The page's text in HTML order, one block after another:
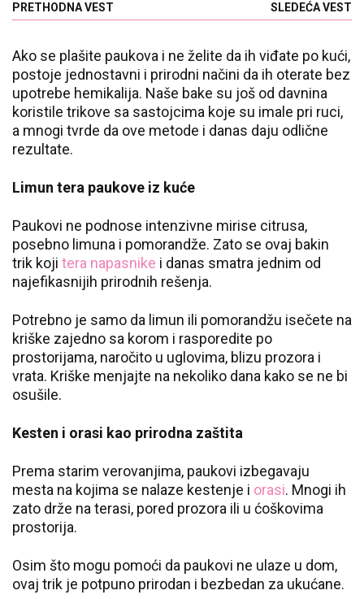
PRETHODNA VEST SLEDEĆA VEST
Ako se plašite paukova i ne želite da ih viđate po kući,
postoje jednostavni i prirodni načini da ih oterate bez
upotrebe hemikalija. Naše bake su još od davnina
koristile trikove sa sastojcima koje su imale pri ruci,
a mnogi tvrde da ove metode i danas daju odlične
rezultate.
Limun tera paukove iz kuće
Paukovi ne podnose intenzivne mirise citrusa,
posebno limuna i pomorandže. Zato se ovaj bakin
trik koji tera napasnike i danas smatra jednim od
najefikasnijih prirodnih rešenja.
Potrebno je samo da limun ili pomorandžu isečete na
kriške zajedno sa korom i rasporedite po
prostorijama, naročito u uglovima, blizu prozora i
vrata. Kriške menjajte na nekoliko dana kako se ne bi
osušile.
Kesten i orasi kao prirodna zaštita
Prema starim verovanjima, paukovi izbegavaju
mesta na kojima se nalaze kestenje i orasi. Mnogi ih
zato drže na terasi, pored prozora ili u ćoškovima
prostorija.
Osim što mogu pomoći da paukovi ne ulaze u dom,
ovaj trik je potpuno prirodan i bezbedan za ukućane.